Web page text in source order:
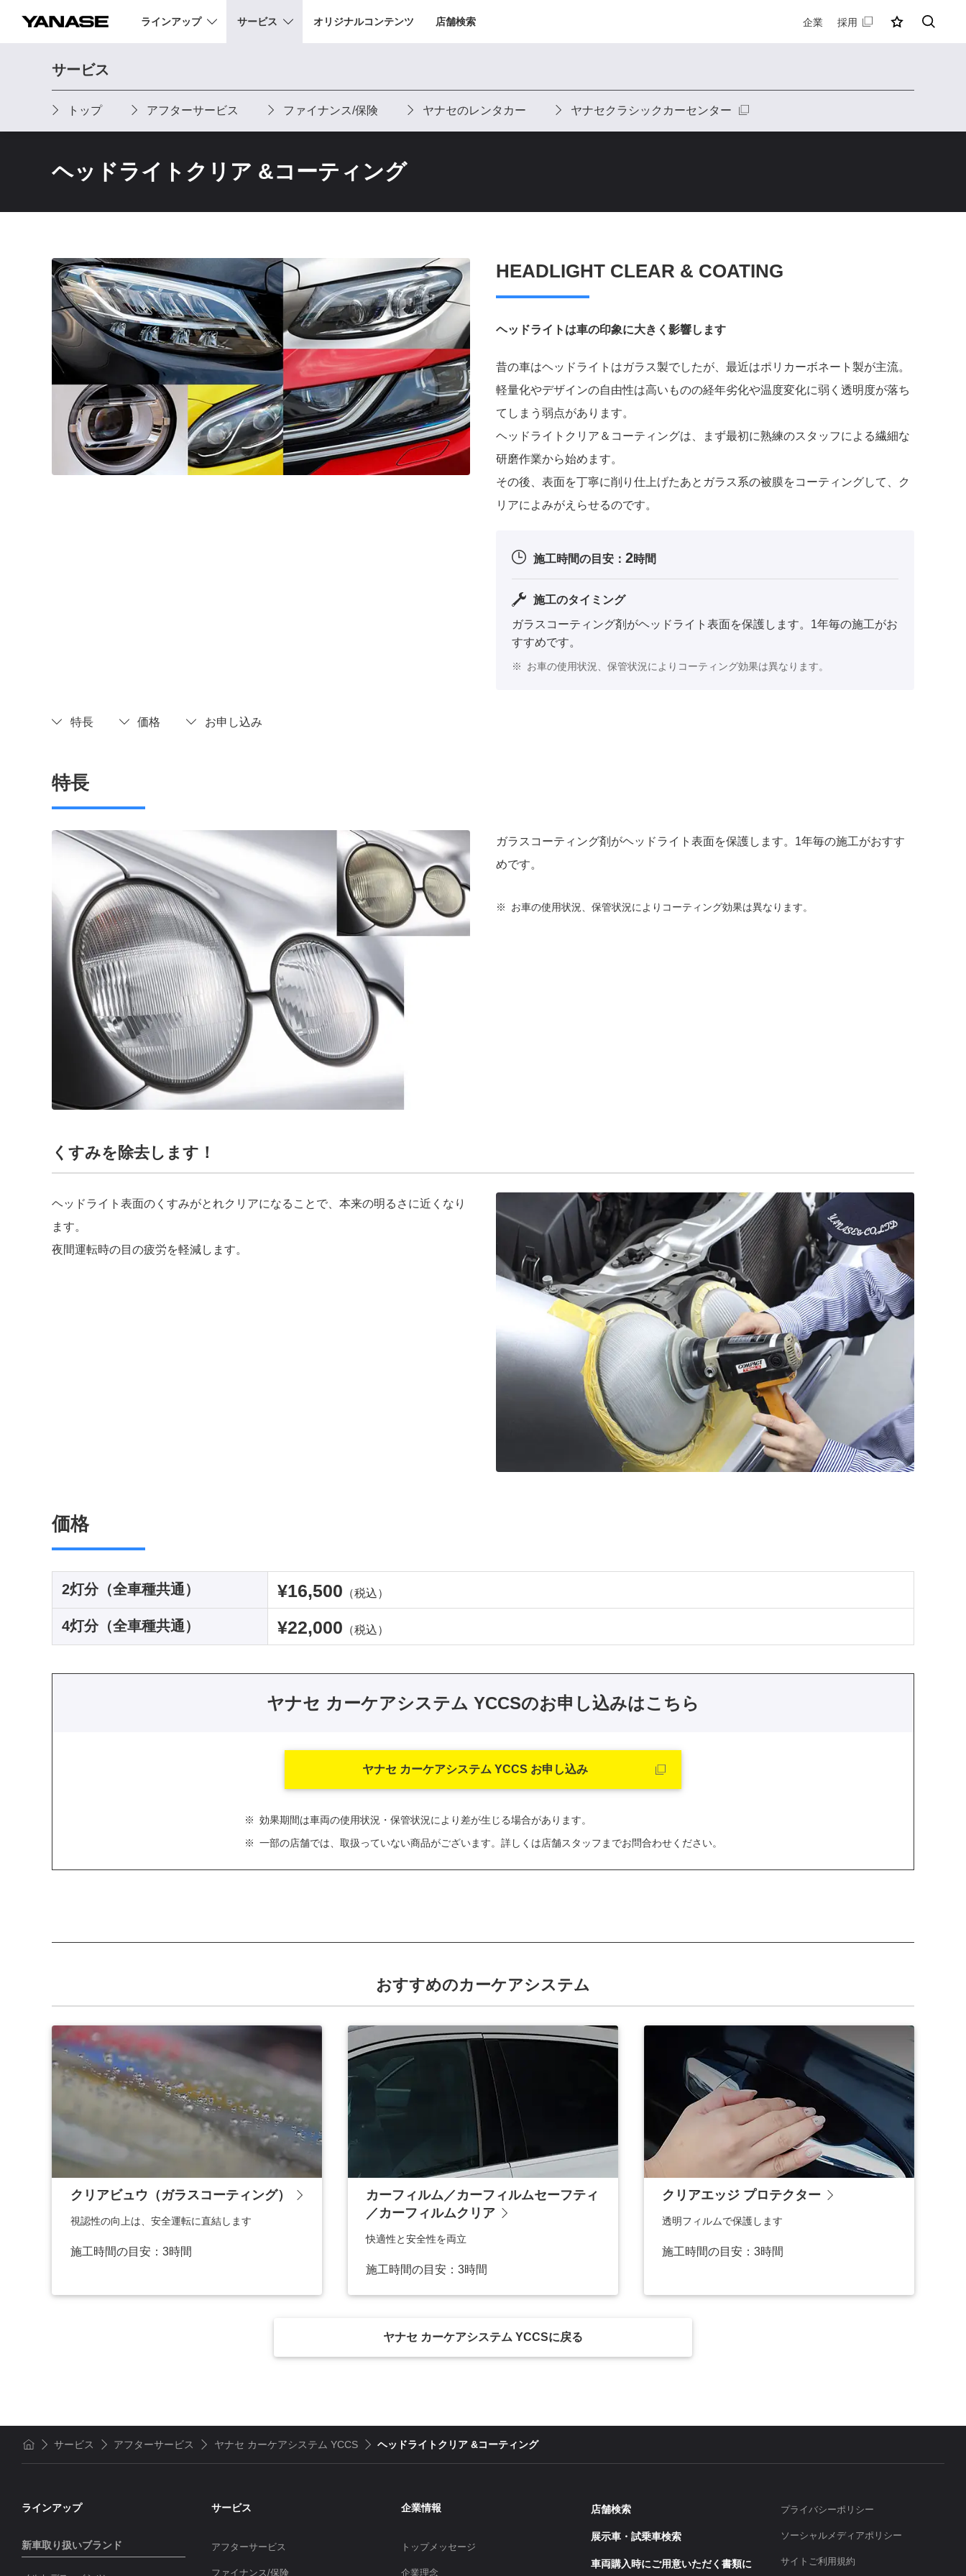
YANASE
ラインアップ サービス オリジナルコンテンツ 店舗検索 企業 採用 MY店舗
サービス
トップ アフターサービス ファイナンス/保険 ヤナセのレンタカー ヤナセクラシックカーセンター
ヘッドライトクリア &コーティング
HEADLIGHT CLEAR & COATING
ヘッドライトは車の印象に大きく影響します
昔の車はヘッドライトはガラス製でしたが、最近はポリカーボネート製が主流。
軽量化やデザインの自由性は高いものの経年劣化や温度変化に弱く透明度が落ち
てしまう弱点があります。
ヘッドライトクリア＆コーティングは、まず最初に熟練のスタッフによる繊細な
研磨作業から始めます。
その後、表面を丁寧に削り仕上げたあとガラス系の被膜をコーティングして、ク
リアによみがえらせるのです。
施工時間の目安： 2時間
施工のタイミング
ガラスコーティング剤がヘッドライト表面を保護します。1年毎の施工がお
すすめです。
※ お車の使用状況、保管状況によりコーティング効果は異なります。
特長 価格 お申し込み
特長
ガラスコーティング剤がヘッドライト表面を保護します。1年毎の施工がおすす
めです。
※ お車の使用状況、保管状況によりコーティング効果は異なります。
くすみを除去します！
ヘッドライト表面のくすみがとれクリアになることで、本来の明るさに近くなり
ます。
夜間運転時の目の疲労を軽減します。
価格
2灯分（全車種共通） ¥16,500 （税込）
4灯分（全車種共通） ¥22,000 （税込）
ヤナセ カーケアシステム YCCSのお申し込みはこちら
ヤナセ カーケアシステム YCCS お申し込み
※ 効果期間は車両の使用状況・保管状況により差が生じる場合があります。
※ 一部の店舗では、取扱っていない商品がございます。詳しくは店舗スタッフまでお問合わせください。
おすすめのカーケアシステム
クリアビュウ（ガラスコーティング）
視認性の向上は、安全運転に直結します
施工時間の目安：3時間
カーフィルム／カーフィルムセーフティ
／カーフィルムクリア
快適性と安全性を両立
施工時間の目安：3時間
クリアエッジ プロテクター
透明フィルムで保護します
施工時間の目安：3時間
ヤナセ カーケアシステム YCCSに戻る
ホームサービス アフターサービス ヤナセ カーケアシステム YCCS ヘッドライトクリア &コーティング
ラインアップ
新車取り扱いブランド
サービス
アフターサービス
ファイナンス/保険
企業情報
トップメッセージ
企業理念
店舗検索
展示車・試乗車検索
車両購入時にご用意いただく書類に
プライバシーポリシー
ソーシャルメディアポリシー
サイトご利用規約